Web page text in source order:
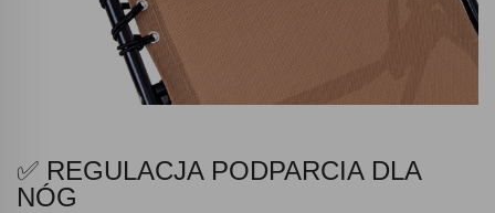
✅ REGULACJA PODPARCIA DLA
NÓG